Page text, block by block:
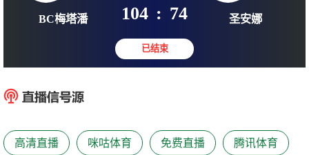
BC梅塔潘
萨尔篮
2026-05-15 09:15
104 : 74 圣
高清直播 咪咕体育 免费直播 腾讯体育